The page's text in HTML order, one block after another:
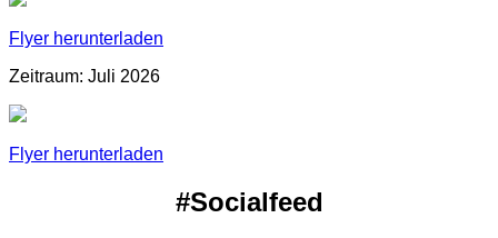
Flyer herunterladen
Zeitraum: Juli 2026
Flyer herunterladen
#Socialfeed